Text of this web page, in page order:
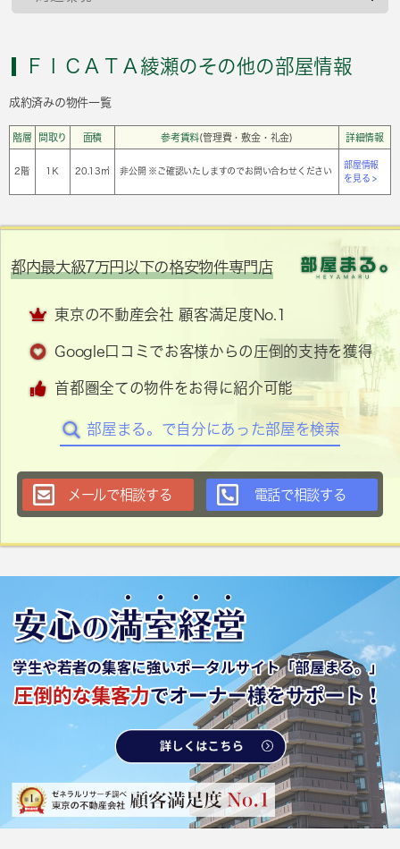
ＦＩＣＡＴＡ綾瀬のその他の部屋情報
成約済みの物件一覧
階層 間取り 面積 参考賃料(管理費・敷金・礼金) 詳細情報
2階 1Ｋ 20.13㎡ 非公開 ※ご確認いたしますのでお問い合わせください
部屋情報
を見る >
都内最大級7万円以下の格安物件専門店
東京の不動産会社 顧客満足度No.1
Google口コミでお客様からの圧倒的支持を獲得
首都圏全ての物件をお得に紹介可能
部屋まる。で自分にあった部屋を検索
メールで相談する 電話で相談する